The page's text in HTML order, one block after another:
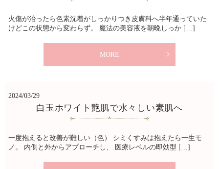
火傷が治ったら色素沈着がしっかりつき皮膚科へ半年通っていた
けどこの状態から変わらず。 魔法の美容液を朝晩しっか […]
MORE
2024/03/29
白玉ホワイト艶肌で水々しい素肌へ
一度抱えると改善が難しい（色） シミくすみは抱えたら一生モ
ノ。 内側と外からアプローチし、 医療レベルの即効型 […]